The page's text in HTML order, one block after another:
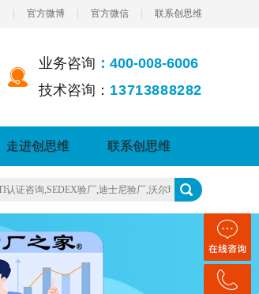
官方微博 官方微信 联系创思维
业务咨询 ：400-008-6006
技术咨询： 13713888282
走进创思维 联系创思维